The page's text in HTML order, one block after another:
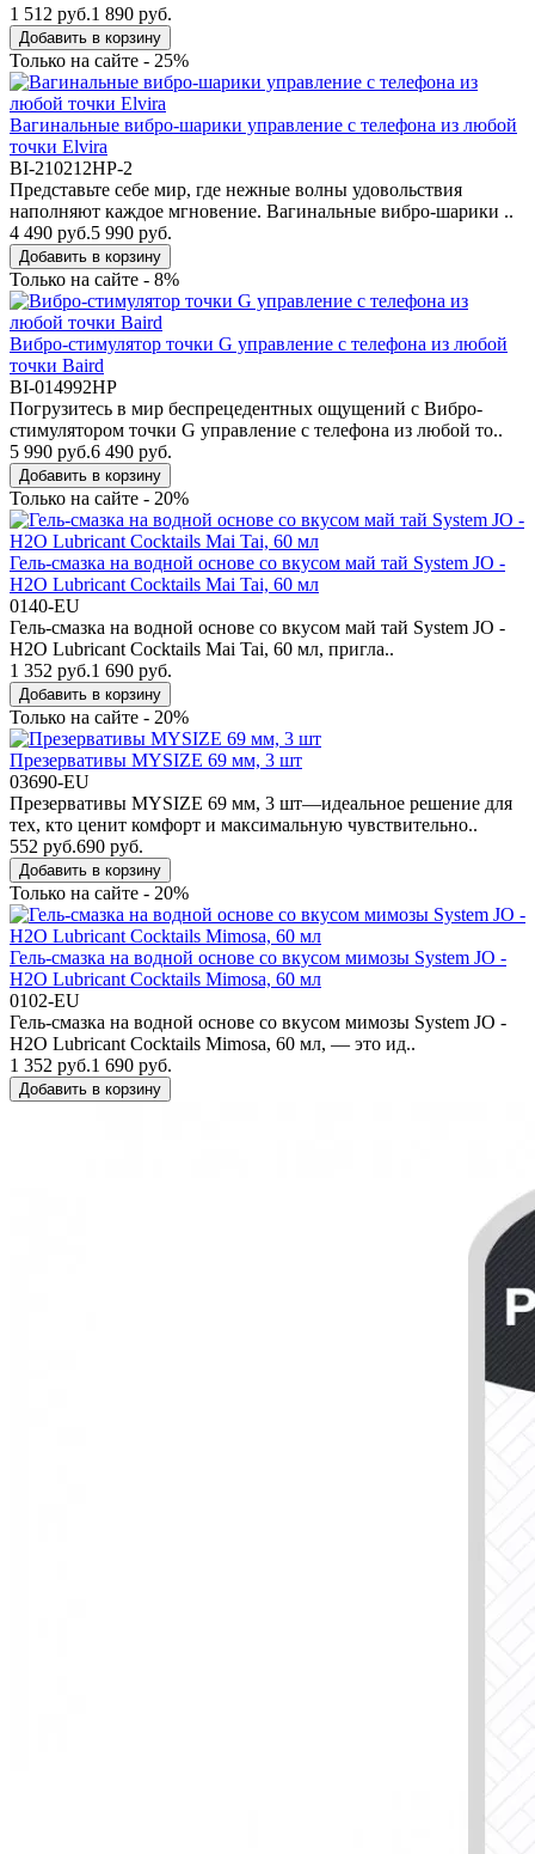
1 512 руб.1 890 руб.
Добавить в корзину
Только на сайте - 25%
Вагинальные вибро-шарики управление с телефона из любой
точки Elvira
BI-210212HP-2
Представьте себе мир, где нежные волны удовольствия
наполняют каждое мгновение. Вагинальные вибро-шарики ..
4 490 руб.5 990 руб.
Добавить в корзину
Только на сайте - 8%
Вибро-стимулятор точки G управление с телефона из любой
точки Baird
BI-014992HP
Погрузитесь в мир беспрецедентных ощущений с Вибро-
стимулятором точки G управление с телефона из любой то..
5 990 руб.6 490 руб.
Добавить в корзину
Только на сайте - 20%
Гель-смазка на водной основе со вкусом май тай System JO -
H2O Lubricant Cocktails Mai Tai, 60 мл
0140-EU
Гель-смазка на водной основе со вкусом май тай System JO -
H2O Lubricant Cocktails Mai Tai, 60 мл, пригла..
1 352 руб.1 690 руб.
Добавить в корзину
Только на сайте - 20%
Презервативы MYSIZE 69 мм, 3 шт
03690-EU
Презервативы MYSIZE 69 мм, 3 шт—идеальное решение для
тех, кто ценит комфорт и максимальную чувствительно..
552 руб.690 руб.
Добавить в корзину
Только на сайте - 20%
Гель-смазка на водной основе со вкусом мимозы System JO -
H2O Lubricant Cocktails Mimosa, 60 мл
0102-EU
Гель-смазка на водной основе со вкусом мимозы System JO -
H2O Lubricant Cocktails Mimosa, 60 мл, — это ид..
1 352 руб.1 690 руб.
Добавить в корзину